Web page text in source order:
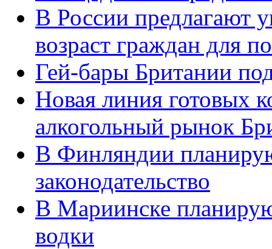
В России предлагают
возраст граждан для
Гей-бары Британии
Новая линия готовых
алкогольный рынок
В Финляндии
законодательство
В Мариинске
водки